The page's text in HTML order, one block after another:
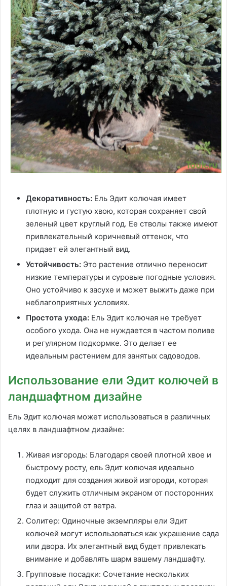
Декоративность: Ель Эдит колючая имеет
плотную и густую хвою, которая сохраняет свой
зеленый цвет круглый год. Ее стволы также имеют
привлекательный коричневый оттенок, что
придает ей элегантный вид.
Устойчивость: Это растение отлично переносит
низкие температуры и суровые погодные условия.
Оно устойчиво к засухе и может выжить даже при
неблагоприятных условиях.
Простота ухода: Ель Эдит колючая не требует
особого ухода. Она не нуждается в частом поливе
и регулярном подкормке. Это делает ее
идеальным растением для занятых садоводов.
Использование ели Эдит колючей в
ландшафтном дизайне
Ель Эдит колючая может использоваться в различных
целях в ландшафтном дизайне:
Живая изгородь: Благодаря своей плотной хвое и
быстрому росту, ель Эдит колючая идеально
подходит для создания живой изгороди, которая
будет служить отличным экраном от посторонних
глаз и защитой от ветра.
Солитер: Одиночные экземпляры ели Эдит
колючей могут использоваться как украшение сада
или двора. Их элегантный вид будет привлекать
внимание и добавлять шарм вашему ландшафту.
Групповые посадки: Сочетание нескольких